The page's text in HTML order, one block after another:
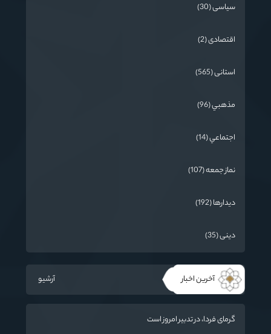
سیاسی (30)
اقتصادی (2)
استانی (565)
مذهبي (96)
اجتماعي (14)
نماز جمعه (107)
دیدارها (192)
دینی (35)
آخرین اخبار آرشیو
گرمای فردا، در تدبیر امروز است